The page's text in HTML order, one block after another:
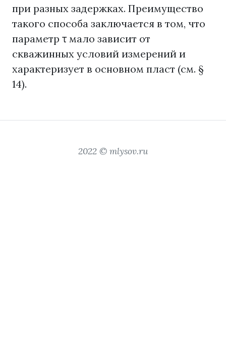
при разных задержках. Преимущество
такого способа заключается в том, что
параметр τ мало зависит от
скважинных условий измерений и
характеризует в основном пласт (см. §
14).
2022 © mlysov.ru